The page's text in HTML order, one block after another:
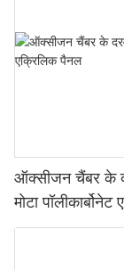
ऑक्सीजन चैंबर के
मोटा